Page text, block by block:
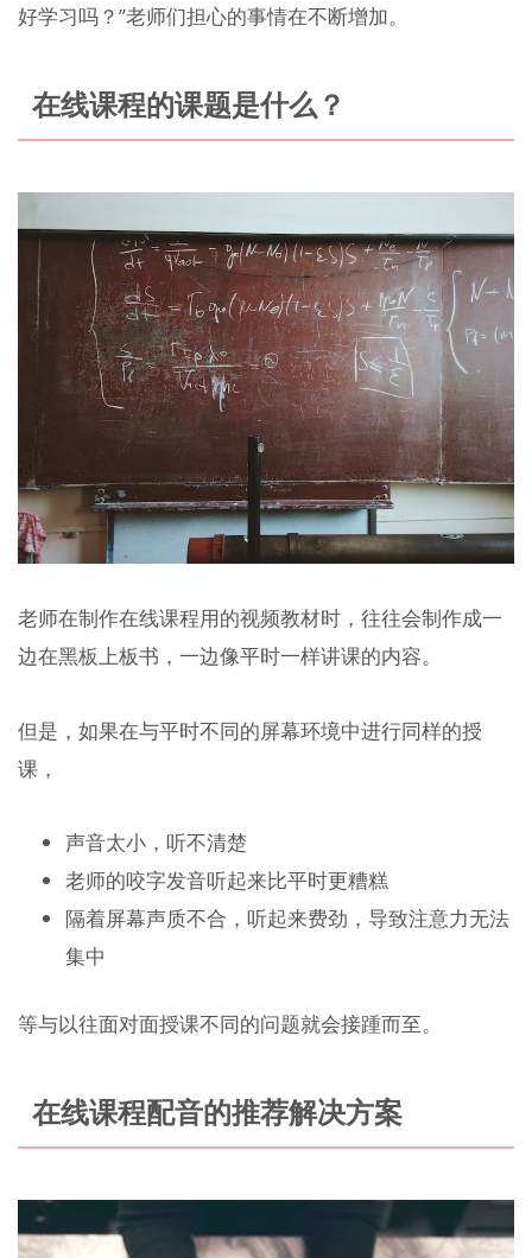
好学习吗？”老师们担心的事情在不断增加。
在线课程的课题是什么？
老师在制作在线课程用的视频教材时，往往会制作成一
边在黑板上板书，一边像平时一样讲课的内容。
但是，如果在与平时不同的屏幕环境中进行同样的授
课，
声音太小，听不清楚
老师的咬字发音听起来比平时更糟糕
隔着屏幕声质不合，听起来费劲，导致注意力无法
集中
等与以往面对面授课不同的问题就会接踵而至。
在线课程配音的推荐解决方案